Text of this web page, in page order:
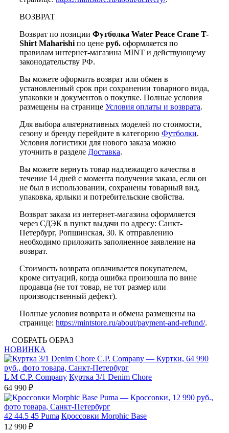
ВОЗВРАТ
Возврат по позиции Футболка Water Peace Crane T-
Shirt Maharishi по цене руб. оформляется по
правилам интернет-магазина MINT и действующему
законодательству РФ.
Вы можете оформить возврат или обмен в
установленный срок при сохранении товарного вида,
упаковки и документов о покупке. Полные условия
размещены на странице Условия оплаты и возврата.
Для выбора альтернативных моделей по стоимости,
сезону и бренду перейдите в категорию Футболки.
Условия логистики для нового заказа можно
уточнить в разделе Доставка.
Вы можете вернуть товар надлежащего качества в
течение 14 дней с момента получения заказа, если он
не был в использовании, сохранены товарный вид,
упаковка, ярлыки и потребительские свойства.
Возврат заказа из интернет-магазина оформляется
через СДЭК в пункт выдачи по адресу: Санкт-
Петербург, Ропшинская, 30. К отправлению
необходимо приложить заполненное заявление на
возврат.
Стоимость возврата оплачивается покупателем,
кроме ситуаций, когда ошибка произошла по вине
продавца (не тот товар, не тот размер или
производственный дефект).
Полные условия возврата и обмена размещены на
странице: https://mintstore.ru/about/payment-and-refund/.
СОБРАТЬ ОБРАЗ
НОВИНКА
L M C.P. Company Куртка 3/1 Denim Chore
64 990 ₽
42 44.5 45 Puma Кроссовки Morphic Base
12 990 ₽